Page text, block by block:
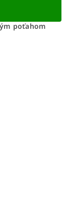
poťahom